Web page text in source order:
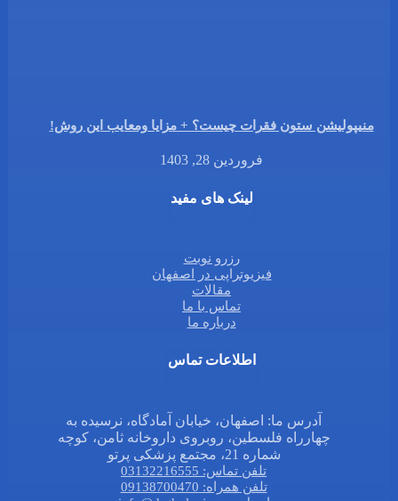
منیپولیشن ستون فقرات چیست؟ + مزایا ومعایب این روش!
فروردین 28, 1403
لینک های مفید
رزرو نوبت
فیزیوتراپی در اصفهان
مقالات
تماس با ما
درباره ما
اطلاعات تماس
آدرس ما: اصفهان، خیابان آمادگاه، نرسیده به
چهارراه فلسطین، روبروی داروخانه ثامن، کوچه
شماره 21، مجتمع پزشکی پرتو
تلفن تماس: 03132216555
تلفن همراه: 09138700470